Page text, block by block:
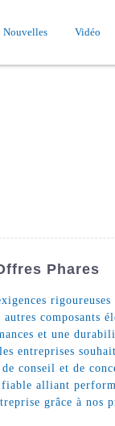
Nouvelles Vidéo
Phares
composants
et une
entreprises
conseil et de
alliant
grâce à nos